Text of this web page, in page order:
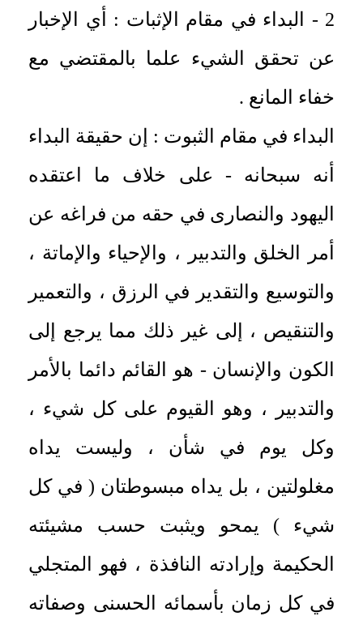
2 - البداء في مقام الإثبات : أي الإخبار
عن تحقق الشيء علما بالمقتضي مع
خفاء المانع .
البداء في مقام الثبوت : إن حقيقة البداء
أنه سبحانه - على خلاف ما اعتقده
اليهود والنصارى في حقه من فراغه عن
أمر الخلق والتدبير ، والإحياء والإماتة ،
والتوسيع والتقدير في الرزق ، والتعمير
والتنقيص ، إلى غير ذلك مما يرجع إلى
الكون والإنسان - هو القائم دائما بالأمر
والتدبير ، وهو القيوم على كل شيء ،
وكل يوم في شأن ، وليست يداه
مغلولتين ، بل يداه مبسوطتان ( في كل
شيء ) يمحو ويثبت حسب مشيئته
الحكيمة وإرادته النافذة ، فهو المتجلي
في كل زمان بأسمائه الحسنى وصفاته